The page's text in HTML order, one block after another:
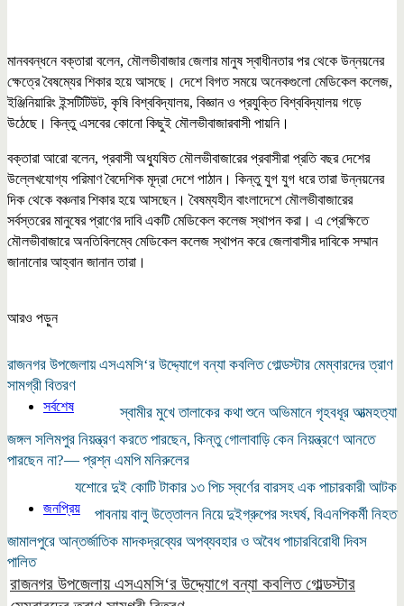
মানববন্ধনে বক্তারা বলেন, মৌলভীবাজার জেলার মানুষ স্বাধীনতার পর থেকে উন্নয়নের
ক্ষেত্রে বৈষম্যের শিকার হয়ে আসছে। দেশে বিগত সময়ে অনেকগুলো মেডিকেল কলেজ,
ইঞ্জিনিয়ারিং ইন্সটিটিউট, কৃষি বিশ্ববিদ্যালয়, বিজ্ঞান ও প্রযুক্তি বিশ্ববিদ্যালয় গড়ে
উঠেছে। কিন্তু এসবের কোনো কিছুই মৌলভীবাজারবাসী পায়নি।
বক্তারা আরো বলেন, প্রবাসী অধ্যুষিত মৌলভীবাজারের প্রবাসীরা প্রতি বছর দেশের
উল্লেখযোগ্য পরিমাণ বৈদেশিক মূদ্রা দেশে পাঠান। কিন্তু যুগ যুগ ধরে তারা উন্নয়নের
দিক থেকে বঞ্চনার শিকার হয়ে আসছেন। বৈষম্যহীন বাংলাদেশে মৌলভীবাজারের
সর্বস্তরের মানুষের প্রাণের দাবি একটি মেডিকেল কলেজ স্থাপন করা। এ প্রেক্ষিতে
মৌলভীবাজারে অনতিবিলম্বে মেডিকেল কলেজ স্থাপন করে জেলাবাসীর দাবিকে সম্মান
জানানোর আহ্বান জানান তারা।
আরও পড়ুন
রাজনগর উপজেলায় এসএমসি‘র উদ্দ্যোগে বন্যা কবলিত গোল্ডস্টার মেম্বারদের ত্রাণ
সামগ্রী বিতরণ
স্বামীর মুখে তালাকের কথা শুনে অভিমানে গৃহবধূর আত্মহত্যা
জঙ্গল সলিমপুর নিয়ন্ত্রণ করতে পারছেন, কিন্তু গোলাবাড়ি কেন নিয়ন্ত্রণে আনতে
পারছেন না?— প্রশ্ন এমপি মনিরুলের
যশোরে দুই কোটি টাকার ১৩ পিচ স্বর্ণের বারসহ এক পাচারকারী আটক
পাবনায় বালু উত্তোলন নিয়ে দুইগ্রুপের সংঘর্ষ, বিএনপিকর্মী নিহত
জামালপুরে আন্তর্জাতিক মাদকদ্রব্যের অপব্যবহার ও অবৈধ পাচারবিরোধী দিবস
পালিত
সর্বশেষ
জনপ্রিয়
রাজনগর উপজেলায় এসএমসি‘র উদ্দ্যোগে বন্যা কবলিত গোল্ডস্টার